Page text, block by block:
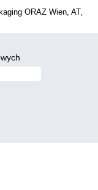
ORAZ Wien, AT,